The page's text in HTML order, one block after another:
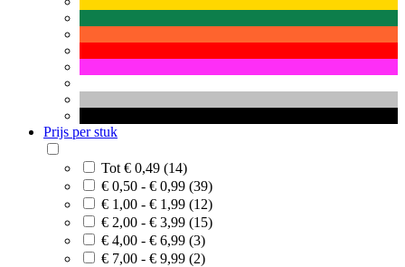
Prijs per stuk
Tot € 0,49 (14)
€ 0,50 - € 0,99 (39)
€ 1,00 - € 1,99 (12)
€ 2,00 - € 3,99 (15)
€ 4,00 - € 6,99 (3)
€ 7,00 - € 9,99 (2)